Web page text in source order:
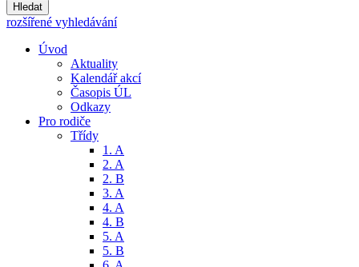
Hledat
rozšířené vyhledávání
Úvod
Aktuality
Kalendář akcí
Časopis ÚL
Odkazy
Pro rodiče
Třídy
1. A
2. A
2. B
3. A
4. A
4. B
5. A
5. B